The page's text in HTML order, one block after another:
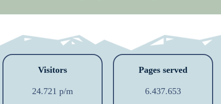
Visitors
24.721 p/m
Pages served
6.437.653